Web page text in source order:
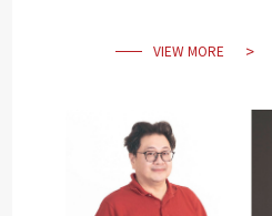
VIEW MORE